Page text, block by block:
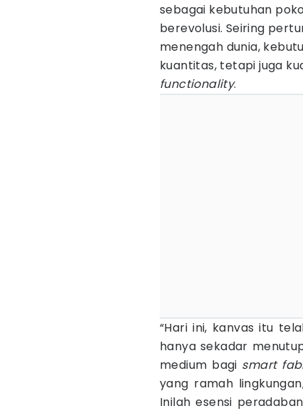
sebagai kebutuhan
berevolusi. Seiring
menengah dunia,
kuantitas, tetapi juga
functionality.
“Hari ini, kanvas itu
hanya sekadar
medium bagi smart
yang ramah
Inilah esensi